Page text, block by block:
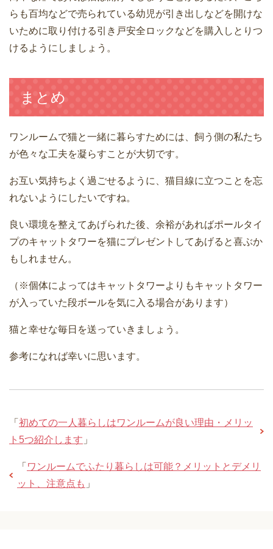
らも百均などで売られている幼児が引き出しなどを開けな
いために取り付ける引き戸安全ロックなどを購入しとりつ
けるようにしましょう。
まとめ
ワンルームで猫と一緒に暮らすためには、飼う側の私たち
が色々な工夫を凝らすことが大切です。
お互い気持ちよく過ごせるように、猫目線に立つことを忘
れないようにしたいですね。
良い環境を整えてあげられた後、余裕があればポールタイ
プのキャットタワーを猫にプレゼントしてあげると喜ぶか
もしれません。
（※個体によってはキャットタワーよりもキャットタワー
が入っていた段ボールを気に入る場合があります）
猫と幸せな毎日を送っていきましょう。
参考になれば幸いに思います。
「 初めての一人暮らしはワンルームが良い理由・メリッ
ト5つ紹介します 」
「 ワンルームでふたり暮らしは可能？メリットとデメリ
ット、注意点も 」